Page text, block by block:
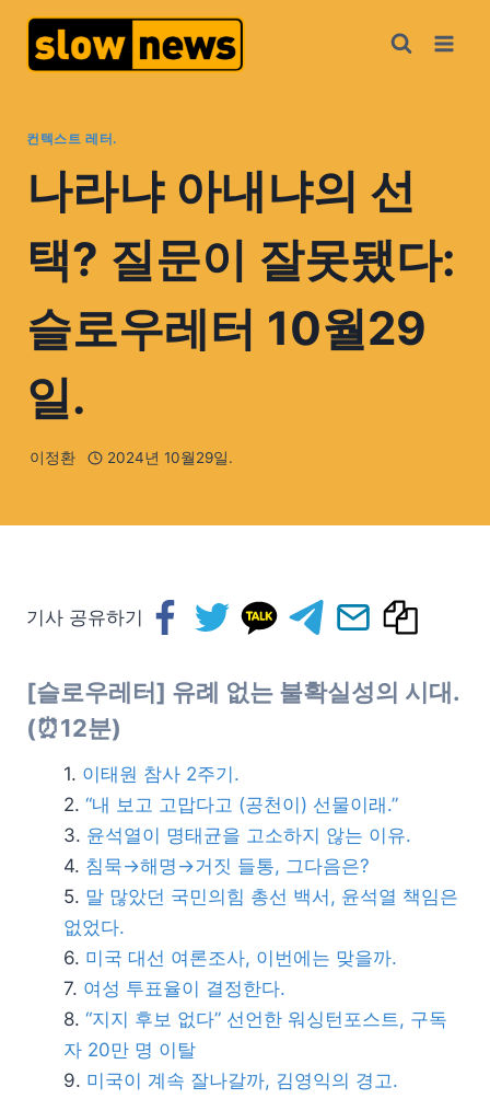
컨텍스트 레터.
나라냐 아내냐의 선
택? 질문이 잘못됐다:
슬로우레터 10월29
일.
이정환 2024년 10월29일.
기사 공유하기
[슬로우레터] 유례 없는 불확실성의 시대.
(⏰12분)
이태원 참사 2주기.
“내 보고 고맙다고 (공천이) 선물이래.”
윤석열이 명태균을 고소하지 않는 이유.
침묵→해명→거짓 들통, 그다음은?
말 많았던 국민의힘 총선 백서, 윤석열 책임은
없었다.
미국 대선 여론조사, 이번에는 맞을까.
여성 투표율이 결정한다.
“지지 후보 없다” 선언한 워싱턴포스트, 구독
자 20만 명 이탈
미국이 계속 잘나갈까, 김영익의 경고.